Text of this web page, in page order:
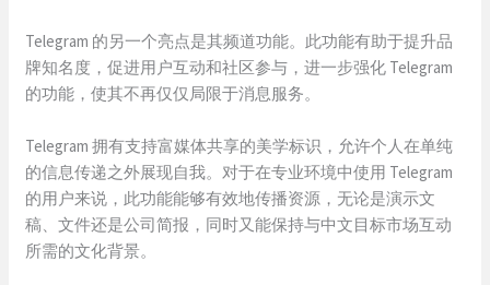
Telegram 的另一个亮点是其频道功能。此功能有助于提升品
牌知名度，促进用户互动和社区参与，进一步强化 Telegram
的功能，使其不再仅仅局限于消息服务。
Telegram 拥有支持富媒体共享的美学标识，允许个人在单纯
的信息传递之外展现自我。对于在专业环境中使用 Telegram
的用户来说，此功能能够有效地传播资源，无论是演示文
稿、文件还是公司简报，同时又能保持与中文目标市场互动
所需的文化背景。